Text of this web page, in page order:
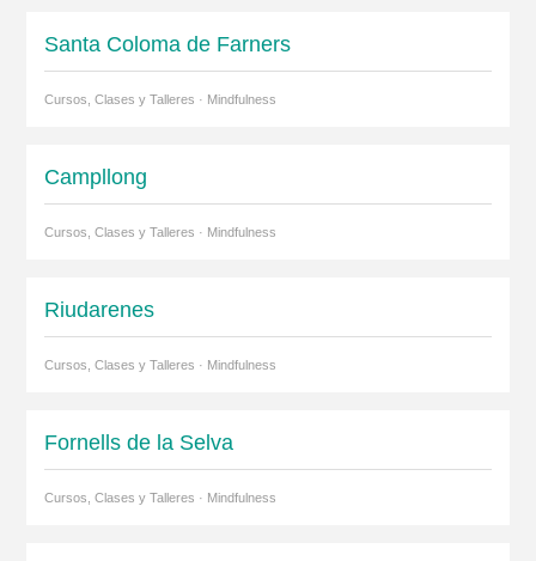
Santa Coloma de Farners
Cursos, Clases y Talleres · Mindfulness
Campllong
Cursos, Clases y Talleres · Mindfulness
Riudarenes
Cursos, Clases y Talleres · Mindfulness
Fornells de la Selva
Cursos, Clases y Talleres · Mindfulness